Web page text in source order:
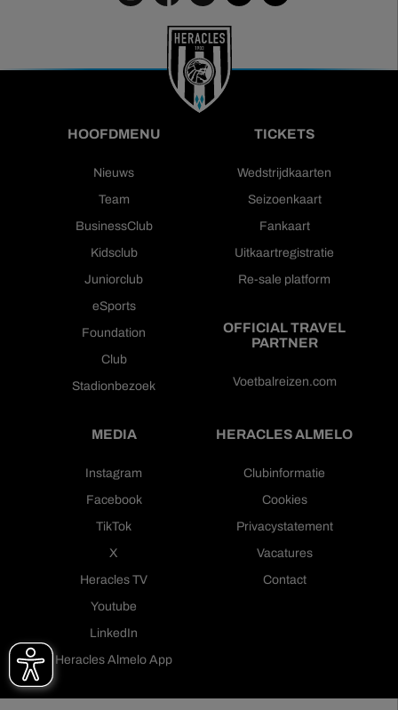
HOOFDMENU
Nieuws
Team
BusinessClub
Kidsclub
Juniorclub
eSports
Foundation
Club
Stadionbezoek
TICKETS
Wedstrijdkaarten
Seizoenkaart
Fankaart
Uitkaartregistratie
Re-sale platform
OFFICIAL TRAVEL
PARTNER
Voetbalreizen.com
MEDIA
Instagram
Facebook
TikTok
X
Heracles TV
Youtube
LinkedIn
Heracles Almelo App
HERACLES ALMELO
Clubinformatie
Cookies
Privacystatement
Vacatures
Contact